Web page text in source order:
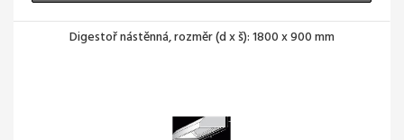
Digestoř nástěnná, rozměr (d x š): 1800 x 900 mm